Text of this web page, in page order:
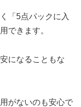
「5点パックに入
できます。
になることもな
がないのも安心で